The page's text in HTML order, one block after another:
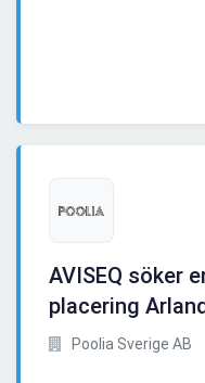
AVISEQ söker
placering
Poolia Sverige AB